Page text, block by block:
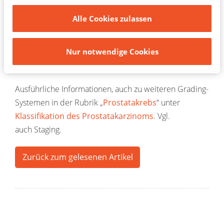
Einwilligungen zu widerrufen oder Ihre Einstellungen
Alle Cookies zulassen
Nur notwendige Cookies
Andere Grading-Systeme gelten nur für bestimmte
Tumor-Typen, sind also abhängig vom Ergebnis
des Typing. So dient der Gleason-Scorespeziell zum
Grading eines Prostatakarzinoms.
Ausführliche Informationen, auch zu weiteren Grading-
Systemen in der Rubrik „Prostatakrebs“ unter
Klassifikation des Prostatakarzinoms. Vgl.
auch Staging.
Zurück zum gelesenen Artikel